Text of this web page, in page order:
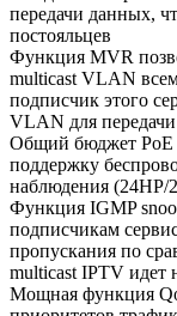
передачи данных,
постояльцев
Функция MVR
multicast VLAN
подписчик этого
VLAN для
Общий бюджет PoE
поддержку
наблюдения (24HP/
Функция IGMP
подписчикам
пропускания по
multicast IPTV идет
Мощная функция